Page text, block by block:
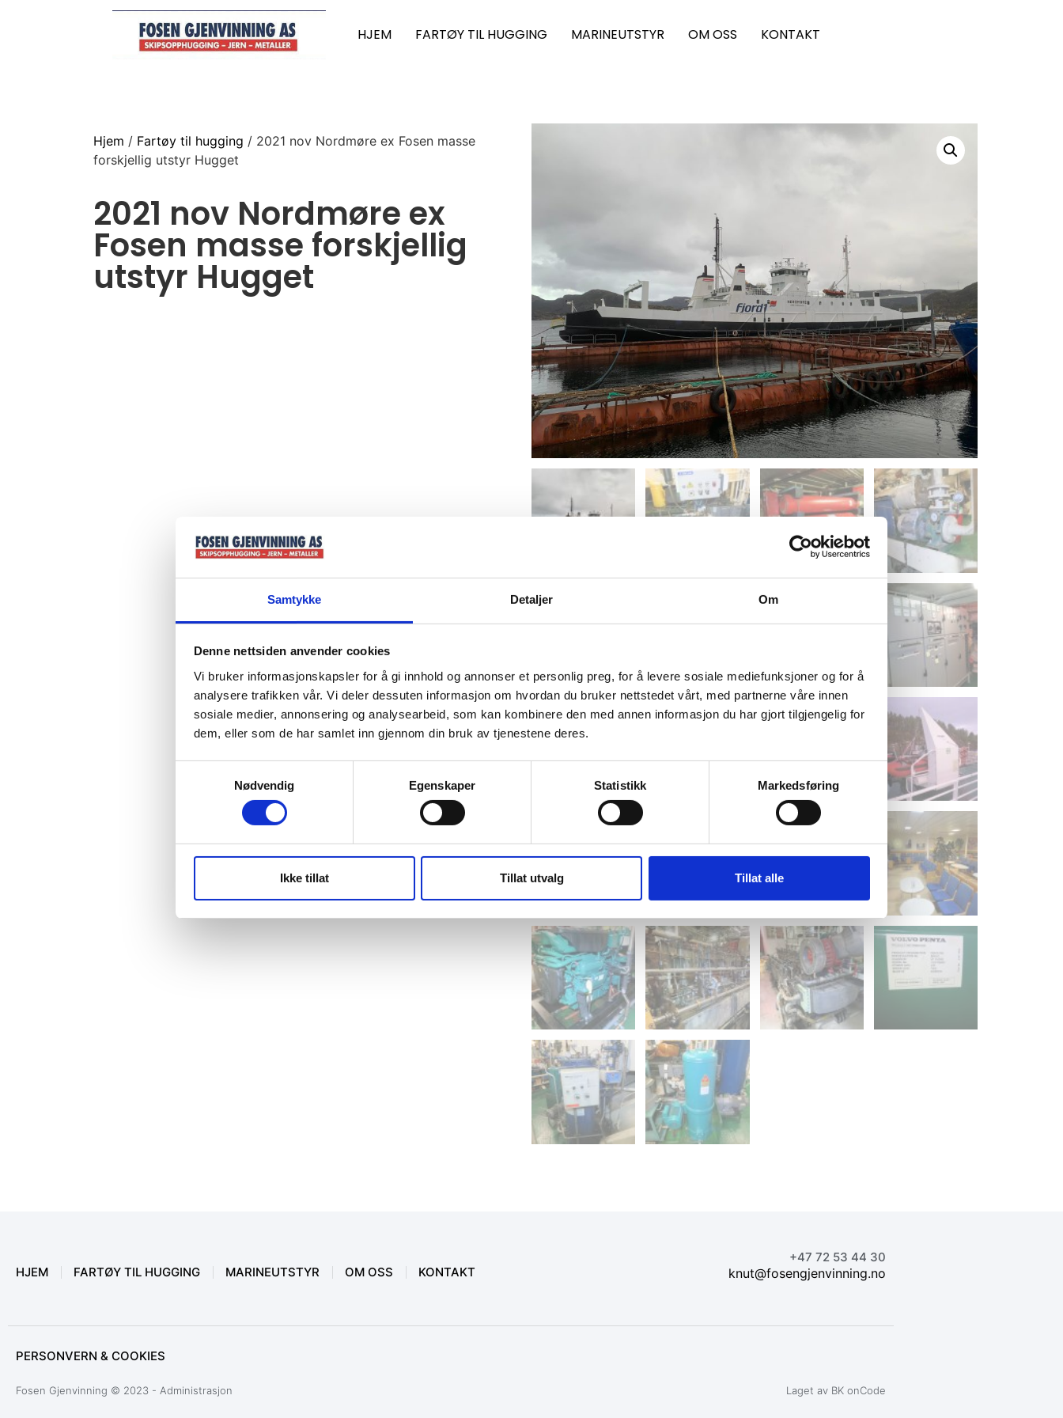
Samtykke Detaljer Om
Denne nettsiden anvender cookies
Vi bruker informasjonskapsler for å gi innhold og annonser et personlig preg, for å levere sosiale mediefunksjoner og for å
analysere trafikken vår. Vi deler dessuten informasjon om hvordan du bruker nettstedet vårt, med partnerne våre innen
sosiale medier, annonsering og analysearbeid, som kan kombinere den med annen informasjon du har gjort tilgjengelig for
dem, eller som de har samlet inn gjennom din bruk av tjenestene deres.
Nødvendig
Egenskaper Statistikk Markedsføring
Ikke tillat Tillat utvalg Tillat alle
HJEM FARTØY TIL HUGGING MARINEUTSTYR OM OSS KONTAKT
Hjem / Fartøy til hugging / 2021 nov Nordmøre ex Fosen masse
forskjellig utstyr Hugget
2021 nov Nordmøre ex
Fosen masse forskjellig
utstyr Hugget
HJEM FARTØY TIL HUGGING MARINEUTSTYR OM OSS KONTAKT
+47 72 53 44 30
knut@fosengjenvinning.no
PERSONVERN & COOKIES
Fosen Gjenvinning © 2023 - Administrasjon Laget av BK onCode